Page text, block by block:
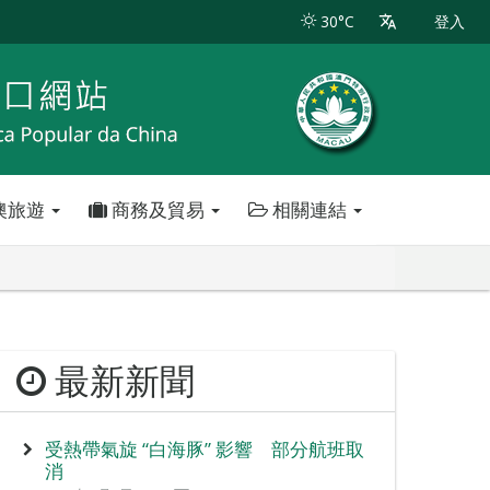
30°C 登入
遊 商務及貿易 相關連結
最新新聞
受熱帶氣旋 “白海豚” 影響 部分航班取
消